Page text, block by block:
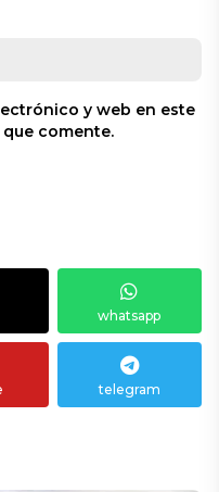
y web en este
comente.
whatsapp
telegram